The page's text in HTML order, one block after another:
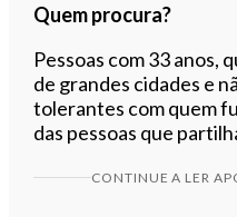
Quem procura?
Pessoas com 33 anos,
de grandes cidades e
tolerantes com quem
das pessoas que
CONTINUE A LER